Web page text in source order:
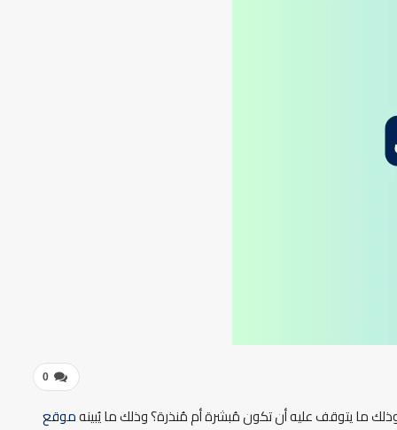
0
وذلك ما يتوقف عليه أن تكون مُبشرة أم مُنذرة؟ وذلك ما يُبينهموقع